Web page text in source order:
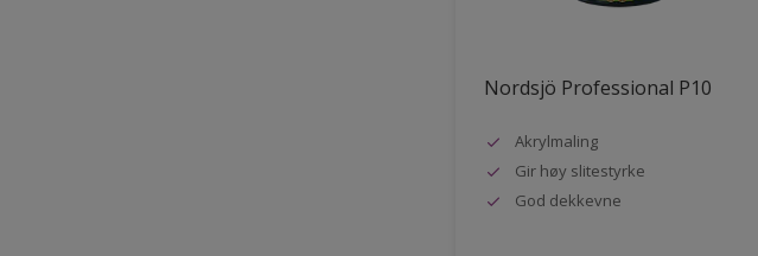
Nordsjö Professional P10
Akrylmaling
Gir høy slitestyrke
God dekkevne